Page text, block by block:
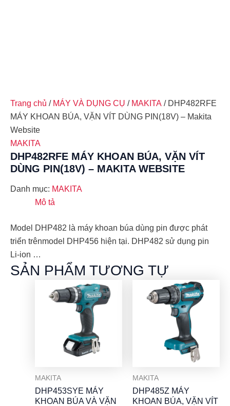
Trang chủ / MÁY VÀ DỤNG CỤ / MAKITA / DHP482RFE
MÁY KHOAN BÚA, VẶN VÍT DÙNG PIN(18V) – Makita
Website
MAKITA
DHP482RFE MÁY KHOAN BÚA, VẶN VÍT
DÙNG PIN(18V) – MAKITA WEBSITE
Danh mục: MAKITA
Mô tả
Model DHP482 là máy khoan búa dùng pin được phát
triển trênmodel DHP456 hiện tại. DHP482 sử dụng pin
Li-ion …
SẢN PHẨM TƯƠNG TỰ
MAKITA
DHP453SYE MÁY
KHOAN BÚA VÀ VẶN
MAKITA
DHP485Z MÁY
KHOAN BÚA, VẶN VÍT